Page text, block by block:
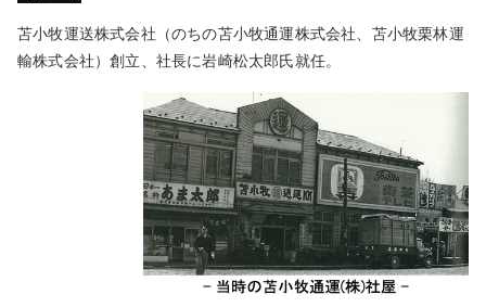
苫小牧運送株式会社（のちの苫小牧通運株式会社、苫小牧栗林運
輸株式会社）創立、社長に岩崎松太郎氏就任。